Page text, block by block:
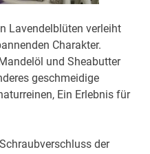
Lavendelblüten verleiht
Charakter.
und Sheabutter
geschmeidige
Ein Erlebnis für
der